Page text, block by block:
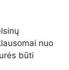
nuo
būti